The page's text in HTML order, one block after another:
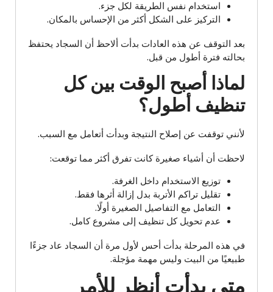
استخدام نفس الطريقة لكل جزء.
التركيز على الشكل أكثر من الإحساس بالمكان.
بعد التوقف عن هذه العادات بدأت ألاحظ أن السجاد يحتفظ
بحالته فترة أطول من قبل.
لماذا أصبح الوقت بين كل
تنظيف أطول؟
لأنني توقفت عن إصلاح النتيجة وبدأت أتعامل مع السبب.
لاحظت أن أشياء صغيرة كانت تفرق أكثر مما توقعت:
توزيع الاستخدام داخل الغرفة.
تقليل تراكم الأتربة بدل إزالة أثرها فقط.
التعامل مع التفاصيل الصغيرة أولًا.
عدم تحويل كل تنظيف إلى مشروع كامل.
في هذه المرحلة بدأت أحس لأول مرة أن السجاد عاد جزءًا
طبيعيًا من البيت وليس مهمة مؤجلة.
متى بدأت أنظر للأمر